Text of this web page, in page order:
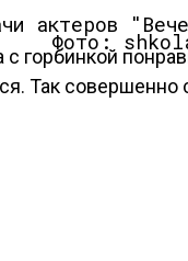
Фото:
горбинкой
Так совершенно